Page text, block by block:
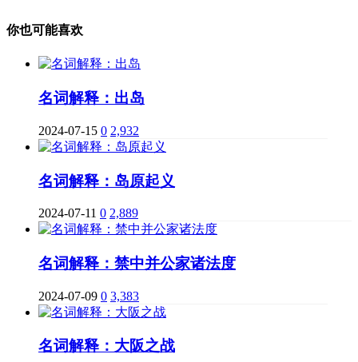
你也可能喜欢
名词解释：出岛
2024-07-15 0 2,932
名词解释：岛原起义
2024-07-11 0 2,889
名词解释：禁中并公家诸法度
2024-07-09 0 3,383
名词解释：大阪之战